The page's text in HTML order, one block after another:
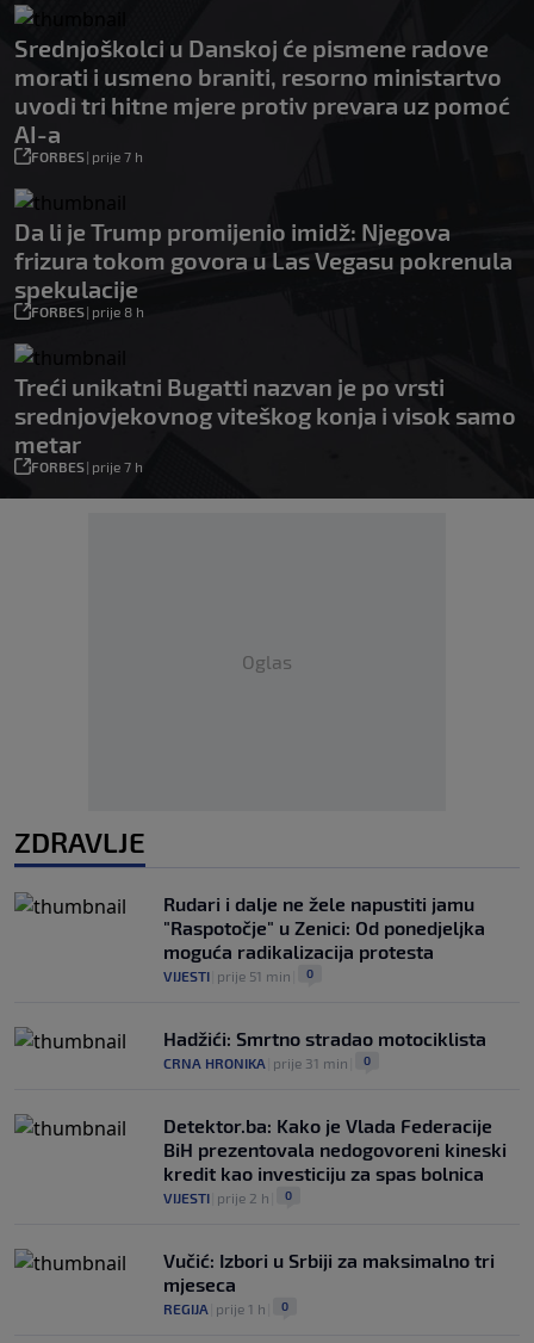
Srednjoškolci u Danskoj će pismene radove
morati i usmeno braniti, resorno ministartvo
uvodi tri hitne mjere protiv prevara uz pomoć
AI-a
FORBES| prije 7 h
Da li je Trump promijenio imidž: Njegova
frizura tokom govora u Las Vegasu pokrenula
spekulacije
FORBES| prije 8 h
Treći unikatni Bugatti nazvan je po vrsti
srednjovjekovnog viteškog konja i visok samo
metar
FORBES| prije 7 h
Oglas
ZDRAVLJE
Rudari i dalje ne žele napustiti jamu
"Raspotočje" u Zenici: Od ponedjeljka
moguća radikalizacija protesta
VIJESTI prije 51 min 0
Hadžići: Smrtno stradao motociklista
CRNA HRONIKA prije 31 min 0
Detektor.ba: Kako je Vlada Federacije
BiH prezentovala nedogovoreni kineski
kredit kao investiciju za spas bolnica
VIJESTI prije 2 h 0
Vučić: Izbori u Srbiji za maksimalno tri
mjeseca
REGIJA prije 1 h 0